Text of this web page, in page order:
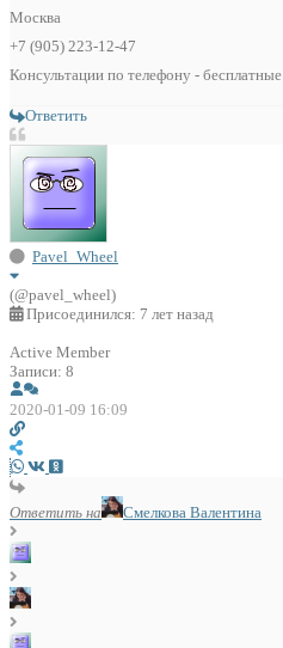
Москва
+7 (905) 223-12-47
Консультации по телефону - бесплатные
Ответить
Pavel_Wheel
(@pavel_wheel)
Присоединился: 7 лет назад
Active Member
Записи: 8
2020-01-09 16:09
Ответить на Смелкова Валентина